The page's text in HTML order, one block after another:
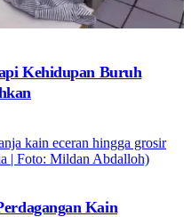
Kehidupan Buruh
Kain